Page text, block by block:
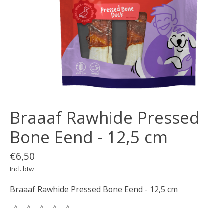
Braaaf Rawhide Pressed
Bone Eend - 12,5 cm
€6,50
Incl. btw
Braaaf Rawhide Pressed Bone Eend - 12,5 cm